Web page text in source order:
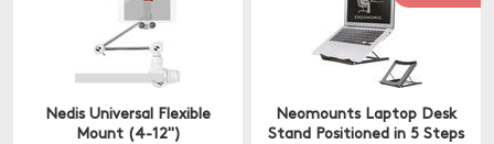
Nedis Universal Flexible
Mount (4-12")
Neomounts Laptop Desk
Stand Positioned in 5 Steps